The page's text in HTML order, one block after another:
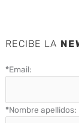
RECIBE LA
*Email:
*Nombre apellidos: